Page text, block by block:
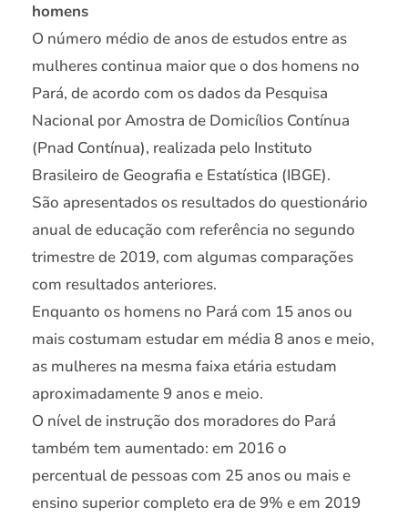
homens
O número médio de anos de estudos entre as
mulheres continua maior que o dos homens no
Pará, de acordo com os dados da Pesquisa
Nacional por Amostra de Domicílios Contínua
(Pnad Contínua), realizada pelo Instituto
Brasileiro de Geografia e Estatística (IBGE).
São apresentados os resultados do questionário
anual de educação com referência no segundo
trimestre de 2019, com algumas comparações
com resultados anteriores.
Enquanto os homens no Pará com 15 anos ou
mais costumam estudar em média 8 anos e meio,
as mulheres na mesma faixa etária estudam
aproximadamente 9 anos e meio.
O nível de instrução dos moradores do Pará
também tem aumentado: em 2016 o
percentual de pessoas com 25 anos ou mais e
ensino superior completo era de 9% e em 2019